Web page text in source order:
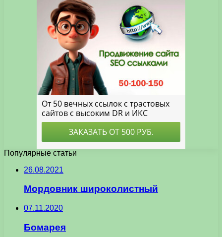
Популярные статьи
26.08.2021
Мордовник широколистный
07.11.2020
Бомарея